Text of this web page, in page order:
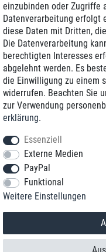
*Sie erreichen uns zum
© 2018
einzubinden oder Zugriffe
Datenverarbeitung erfolgt
diese Daten mit Dritten,
Die Datenverarbeitung
berechtigten Interesses
abgelehnt werden. Es
die Einwilligung zu einem
widerrufen. Beachten Sie
zur Verwendung
erklärung.
Essenziell
Externe Medien
PayPal
Funktional
Weitere Einstellungen